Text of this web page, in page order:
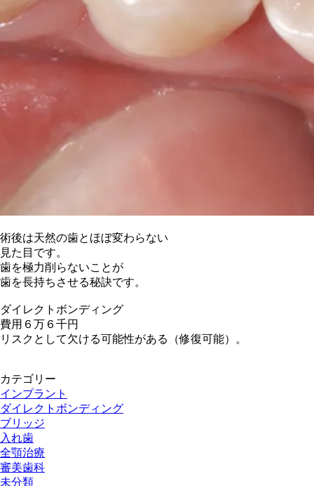
術後は天然の歯とほぼ変わらない
見た目です。
歯を極力削らないことが
歯を長持ちさせる秘訣です。
ダイレクトボンディング
費用６万６千円
リスクとして欠ける可能性がある（修復可能）。
カテゴリー
インプラント
ダイレクトボンディング
ブリッジ
入れ歯
全顎治療
審美歯科
未分類